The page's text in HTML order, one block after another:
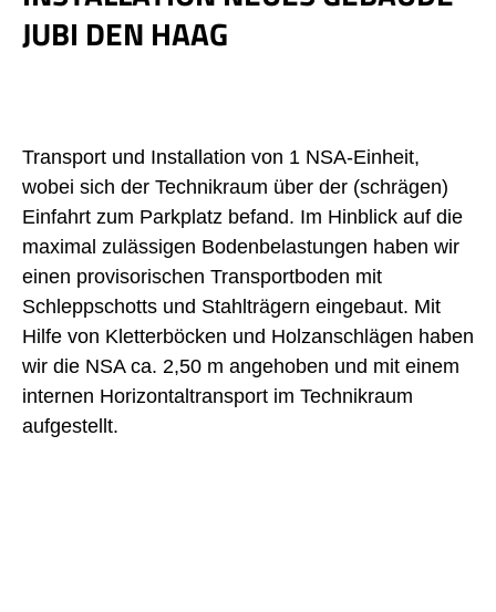
JUBI DEN HAAG
Transport und Installation von 1 NSA-Einheit,
wobei sich der Technikraum über der (schrägen)
Einfahrt zum Parkplatz befand. Im Hinblick auf die
maximal zulässigen Bodenbelastungen haben wir
einen provisorischen Transportboden mit
Schleppschotts und Stahlträgern eingebaut. Mit
Hilfe von Kletterböcken und Holzanschlägen haben
wir die NSA ca. 2,50 m angehoben und mit einem
internen Horizontaltransport im Technikraum
aufgestellt.